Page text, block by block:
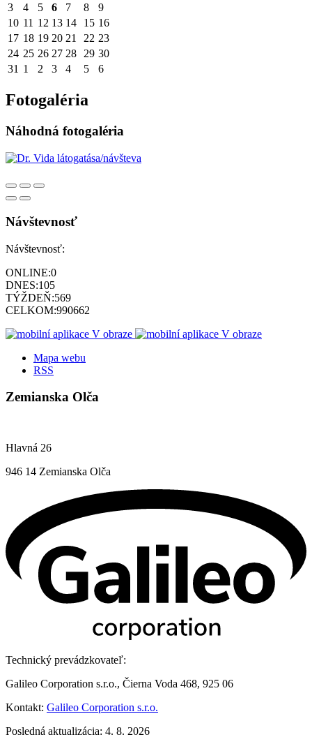
3
4 5 6 7 8
9
10 11 12 13 14 15 16
17 18 19 20 21 22 23
24 25 26 27 28 29 30
31 1 2 3 4 5 6
Fotogaléria
Náhodná fotogaléria
Návštevnosť
Návštevnosť:
ONLINE:0
DNES:105
TÝŽDEŇ:569
CELKOM:990662
Mapa webu
RSS
Zemianska Olča
Hlavná 26
946 14 Zemianska Olča
Technický prevádzkovateľ:
Galileo Corporation s.r.o., Čierna Voda 468, 925 06
Kontakt: Galileo Corporation s.r.o.
Posledná aktualizácia: 4. 8. 2026